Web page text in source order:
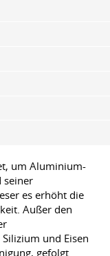
um Aluminium-
seiner
es erhöht die
Außer den
und Eisen
gefolgt